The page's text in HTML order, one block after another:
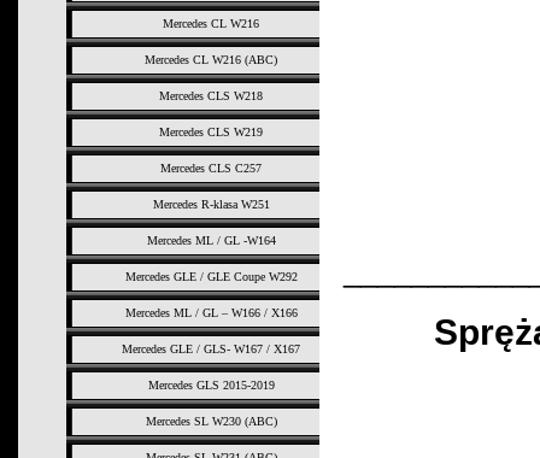
Mercedes CL W216
Mercedes CL W216 (ABC)
Mercedes CLS W218
Mercedes CLS W219
Mercedes CLS C257
Mercedes R-klasa W251
Mercedes ML / GL -W164
Mercedes GLE / GLE Coupe W292
Mercedes ML / GL – W166 / X166
Mercedes GLE / GLS- W167 / X167
Mercedes GLS 2015-2019
Mercedes SL W230 (ABC)